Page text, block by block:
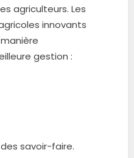
agriculteurs. Les
innovants
gestion :
savoir-faire.